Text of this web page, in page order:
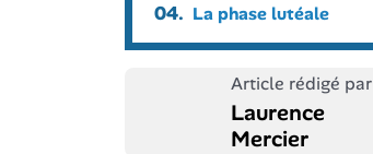
04. La phase lutéale
Article rédigé par
Laurence
Mercier